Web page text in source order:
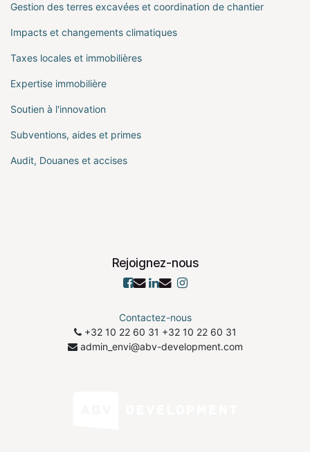
Gestion des terres excavées et coordination de chantier
Impacts et changements climatiques
Taxes locales et immobilières
Expertise immobilière
Soutien à l'innovation
Subventions, aides et primes
Audit, Douanes et accises
Rejoignez-nous
Contactez-nous
+32 10 22 60 31 ​+32 10 22 60 31
admin_envi@abv-development.com